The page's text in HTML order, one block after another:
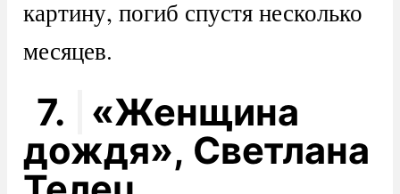
картину, погиб спустя несколько
месяцев.
7.
«Женщина
дождя», Светлана